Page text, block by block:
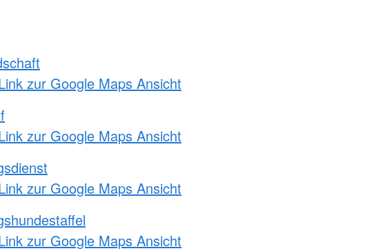
zur Google Maps Ansicht
zur Google Maps Ansicht
zur Google Maps Ansicht
zur Google Maps Ansicht